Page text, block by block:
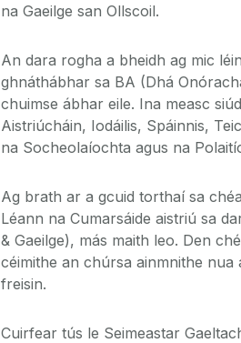
na Gaeilge san Ollscoil.
An dara rogha a bheidh ag mic
ghnáthábhar sa BA (Dhá
chuimse ábhar eile. Ina measc
Aistriúcháin, Iodáilis, Spáinnis,
na Socheolaíochta agus na
Ag brath ar a gcuid torthaí sa
Léann na Cumarsáide aistriú sa
& Gaeilge), más maith leo. Den
céimithe an chúrsa ainmnithe
freisin.
Cuirfear tús le Seimeastar